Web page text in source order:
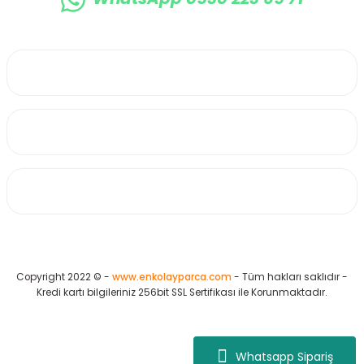
Whatsapp Sipariş
Copyright 2022 © - www.enkolayparca.com - Tüm hakları saklıdır -
Kredi kartı bilgileriniz 256bit SSL Sertifikası ile Korunmaktadır.